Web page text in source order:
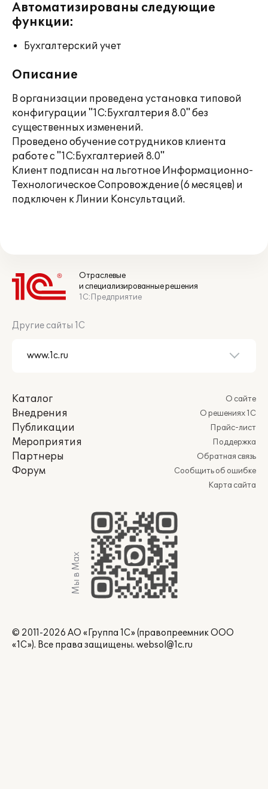
Автоматизированы следующие
функции:
Бухгалтерский учет
Описание
В организации проведена установка типовой
конфигурации "1С:Бухгалтерия 8.0" без
существенных изменений.
Проведено обучение сотрудников клиента
работе с "1С:Бухгалтерией 8.0"
Клиент подписан на льготное Информационно-
Технологическое Сопровождение (6 месяцев) и
подключен к Линии Консультаций.
Отраслевые
и специализированные решения
1С:Предприятие
Другие сайты 1С
Каталог
Внедрения
Публикации
Мероприятия
Партнеры
Форум
О сайте
О решениях 1С
Прайс-лист
Поддержка
Обратная связь
Сообщить об ошибке
Карта сайта
Мы в Max
© 2011-2026 АО «Группа 1С» (правопреемник ООО
«1С»). Все права защищены. websol@1c.ru